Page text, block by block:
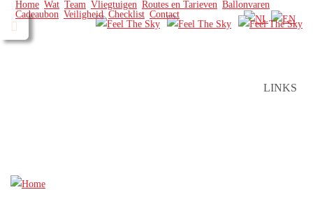
Home Wat Team Vliegtuigen Routes en Tarieven Ballonvaren
Cadeaubon Veiligheid Checklist Contact
LINKS